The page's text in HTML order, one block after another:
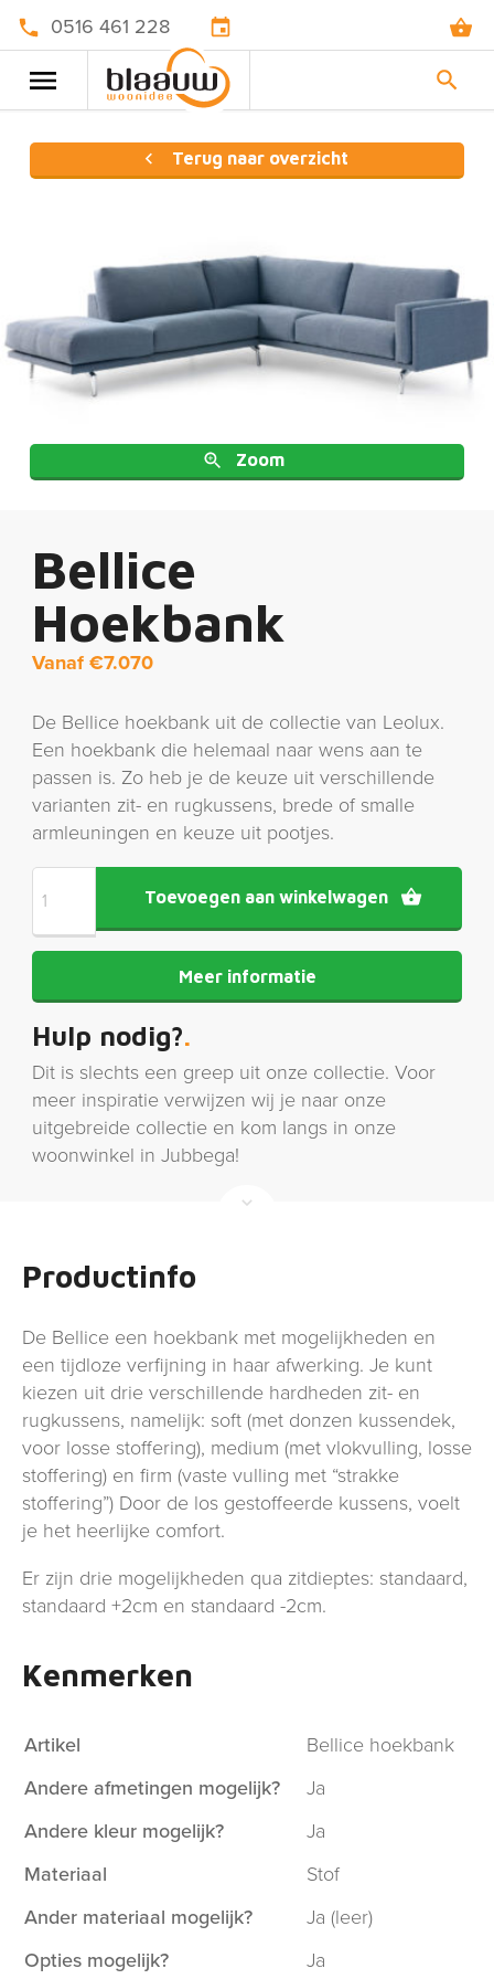
0516 461 228
Terug naar overzicht
Zoom
Bellice
Hoekbank
Vanaf €7.070
De Bellice hoekbank uit de collectie van Leolux.
Een hoekbank die helemaal naar wens aan te
passen is. Zo heb je de keuze uit verschillende
varianten zit- en rugkussens, brede of smalle
armleuningen en keuze uit pootjes.
Toevoegen aan winkelwagen
Meer informatie
Hulp nodig?
Dit is slechts een greep uit onze collectie. Voor
meer inspiratie verwijzen wij je naar onze
uitgebreide collectie en kom langs in onze
woonwinkel in Jubbega!
Productinfo
De Bellice een hoekbank met mogelijkheden en
een tijdloze verfijning in haar afwerking. Je kunt
kiezen uit drie verschillende hardheden zit- en
rugkussens, namelijk: soft (met donzen kussendek,
voor losse stoffering), medium (met vlokvulling, losse
stoffering) en firm (vaste vulling met “strakke
stoffering”) Door de los gestoffeerde kussens, voelt
je het heerlijke comfort.
Er zijn drie mogelijkheden qua zitdieptes: standaard,
standaard +2cm en standaard -2cm.
Kenmerken
Artikel
Bellice hoekbank
Andere afmetingen mogelijk?
Ja
Andere kleur mogelijk?
Ja
Materiaal
Stof
Ander materiaal mogelijk?
Ja (leer)
Opties mogelijk?
Ja